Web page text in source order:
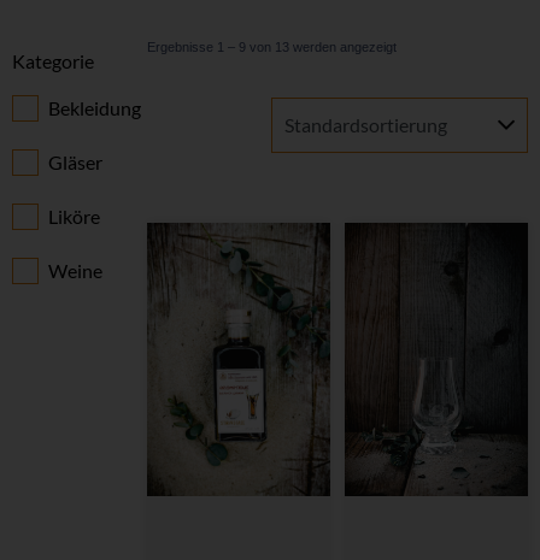
Kategorie
Bekleidung
Gläser
Liköre
Weine
Ergebnisse 1 – 9 von 13 werden angezeigt